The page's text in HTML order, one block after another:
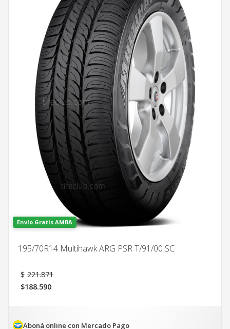
Envío Gratis AMBA
195/70R14 Multihawk ARG PSR T/91/00 SC
$ 221.871
$188.590
es:Aboná online con Mercado Pago